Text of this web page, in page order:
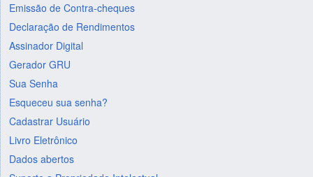
Emissão de Contra-cheques
Declaração de Rendimentos
Assinador Digital
Gerador GRU
Sua Senha
Esqueceu sua senha?
Cadastrar Usuário
Livro Eletrônico
Dados abertos